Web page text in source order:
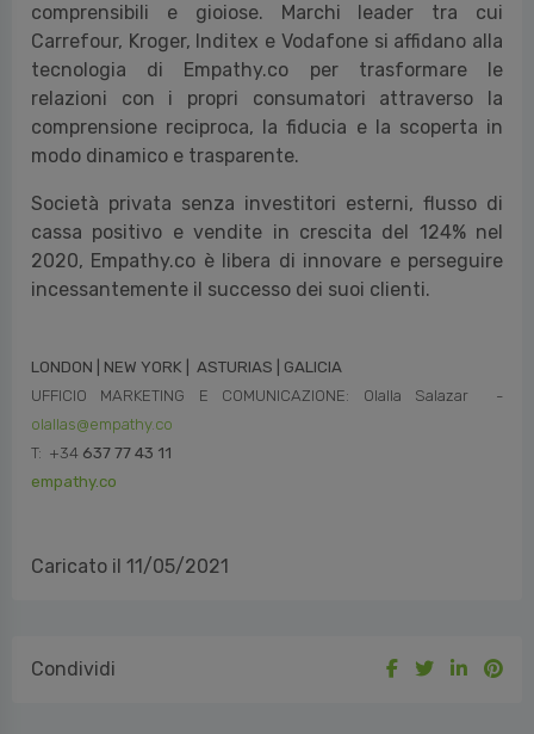
comprensibili e gioiose. Marchi leader tra cui
Carrefour, Kroger, Inditex e Vodafone si affidano alla
tecnologia di Empathy.co per trasformare le
relazioni con i propri consumatori attraverso la
comprensione reciproca, la fiducia e la scoperta in
modo dinamico e trasparente.
Società privata senza investitori esterni, flusso di
cassa positivo e vendite in crescita del 124% nel
2020, Empathy.co è libera di innovare e perseguire
incessantemente il successo dei suoi clienti.
LONDON | NEW YORK | ASTURIAS | GALICIA
UFFICIO MARKETING E COMUNICAZIONE: Olalla Salazar -
olallas@empathy.co
T: +34 637 77 43 11
empathy.co
Caricato il 11/05/2021
Condividi